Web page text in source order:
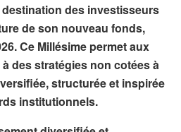
des investisseurs
de son nouveau fonds,
Ce Millésime permet aux
des stratégies non cotées à
structurée et inspirée
institutionnels.